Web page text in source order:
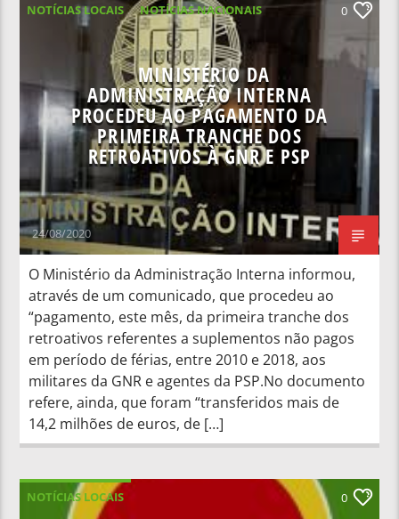
NOTÍCIAS LOCAIS NOTÍCIAS NACIONAIS 0
MINISTÉRIO DA
ADMINISTRAÇÃO INTERNA
PROCEDEU AO PAGAMENTO DA
PRIMEIRA TRANCHE DOS
RETROATIVOS À GNR E PSP
24/08/2020
O Ministério da Administração Interna informou,
através de um comunicado, que procedeu ao
“pagamento, este mês, da primeira tranche dos
retroativos referentes a suplementos não pagos
em período de férias, entre 2010 e 2018, aos
militares da GNR e agentes da PSP.No documento
refere, ainda, que foram “transferidos mais de
14,2 milhões de euros, de […]
NOTÍCIAS LOCAIS 0